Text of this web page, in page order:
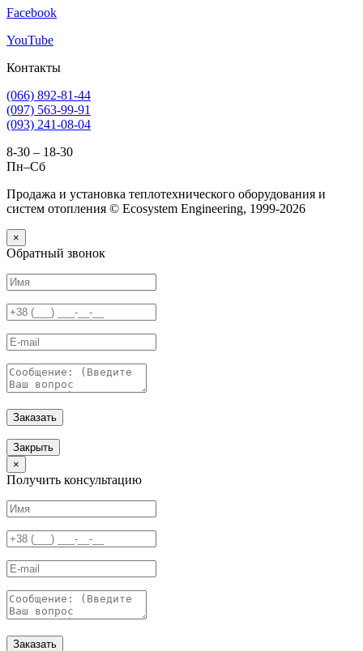
Facebook
YouTube
Контакты
(066) 892-81-44
(097) 563-99-91
(093) 241-08-04
8-30 – 18-30
Пн–Сб
Продажа и установка теплотехнического оборудования и
систем отопления © Ecosystem Engineering, 1999-2026
×
Обратный звонок
Заказать
Закрыть
×
Получить консультацию
Заказать